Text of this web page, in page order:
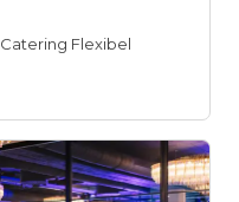
Catering Flexibel